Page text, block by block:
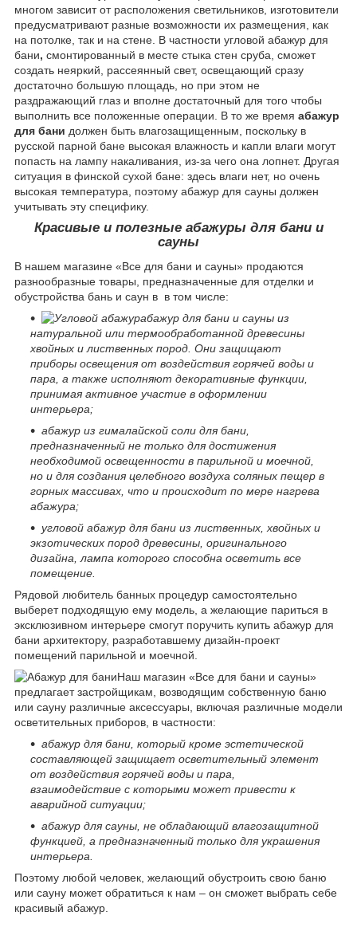
многом зависит от расположения светильников, изготовители
предусматривают разные возможности их размещения, как
на потолке, так и на стене. В частности угловой абажур для
бани, смонтированный в месте стыка стен сруба, сможет
создать неяркий, рассеянный свет, освещающий сразу
достаточно большую площадь, но при этом не
раздражающий глаз и вполне достаточный для того чтобы
выполнить все положенные операции. В то же время абажур
для бани должен быть влагозащищенным, поскольку в
русской парной бане высокая влажность и капли влаги могут
попасть на лампу накаливания, из-за чего она лопнет. Другая
ситуация в финской сухой бане: здесь влаги нет, но очень
высокая температура, поэтому абажур для сауны должен
учитывать эту специфику.
Красивые и полезные абажуры для бани и
сауны
В нашем магазине «Все для бани и сауны» продаются
разнообразные товары, предназначенные для отделки и
обустройства бань и саун в в том числе:
абажур для бани и сауны из
натуральной или термообработанной древесины
хвойных и лиственных пород. Они защищают
приборы освещения от воздействия горячей воды и
пара, а также исполняют декоративные функции,
принимая активное участие в оформлении
интерьера;
абажур из гималайской соли для бани,
предназначенный не только для достижения
необходимой освещенности в парильной и моечной,
но и для создания целебного воздуха соляных пещер в
горных массивах, что и происходит по мере нагрева
абажура;
угловой абажур для бани из лиственных, хвойных и
экзотических пород древесины, оригинального
дизайна, лампа которого способна осветить все
помещение.
Рядовой любитель банных процедур самостоятельно
выберет подходящую ему модель, а желающие париться в
эксклюзивном интерьере смогут поручить купить абажур для
бани архитектору, разработавшему дизайн-проект
помещений парильной и моечной.
Наш магазин «Все для бани и сауны»
предлагает застройщикам, возводящим собственную баню
или сауну различные аксессуары, включая различные модели
осветительных приборов, в частности:
абажур для бани, который кроме эстетической
составляющей защищает осветительный элемент
от воздействия горячей воды и пара,
взаимодействие с которыми может привести к
аварийной ситуации;
абажур для сауны, не обладающий влагозащитной
функцией, а предназначенный только для украшения
интерьера.
Поэтому любой человек, желающий обустроить свою баню
или сауну может обратиться к нам – он сможет выбрать себе
красивый абажур.